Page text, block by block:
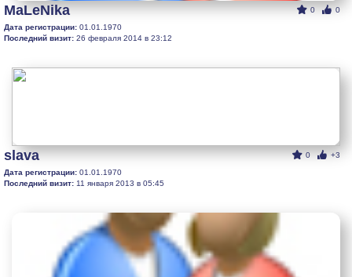
0 0
MaLeNika
Дата регистрации: 01.01.1970
Последний визит: 26 февраля 2014 в 23:12
0 +3
slava
Дата регистрации: 01.01.1970
Последний визит: 11 января 2013 в 05:45